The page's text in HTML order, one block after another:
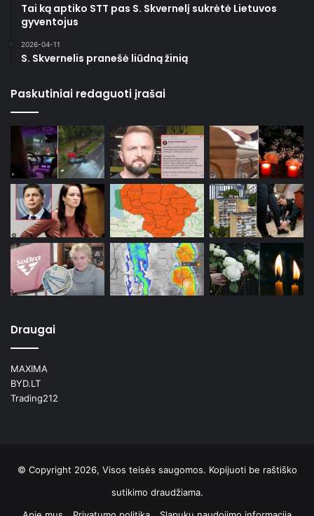
Tai ką aptiko STT pas S. Skvernelį sukrėtė Lietuvos
gyventojus
2026-04-11
S. Skvernelis pranešė liūdną žinią
Paskutiniai redaguoti įrašai
Draugai
MAXIMA
BYD.LT
Trading212
© Copyright 2026, Visos teisės saugomos. Kopijuoti be raštiško
sutikimo draudžiama.